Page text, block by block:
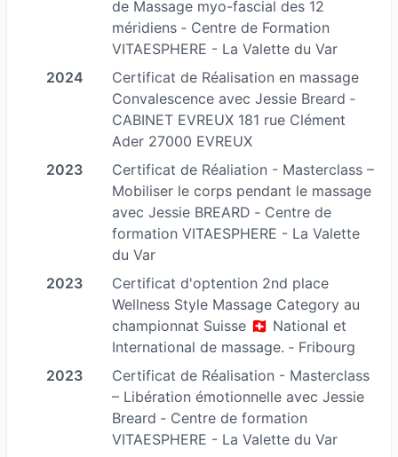
être rapide en entreprise ou en événement.
Massage Lomi-Lomi : techniques hawaïennes
pour une relaxation totale.
Massage Thaïlandais (habillé) : souplesse et
Massage drainant (manuel ou avec ventouse) :
Massage myo-fascial des 12 méridiens : équilibre
énergétique et musculaire.
Où et comment je pratique ?
- À domicile (Hyères et Var)
Je me déplace avec tout le matériel nécessaire :
table de massage, linges propres, et huiles
naturelles (coco ou amande douce).
- En entreprise
Offrez à vos salariés un moment de détente :
Massages AMMA (15-20 minutes) ou sur table,
de Massage myo-fascial des 12
méridiens ‐ Centre de Formation
VITAESPHERE - La Valette du Var
2024
Certificat de Réalisation en massage
Convalescence avec Jessie Breard ‐
CABINET EVREUX 181 rue Clément
Ader 27000 EVREUX
2023
Certificat de Réaliation - Masterclass –
Mobiliser le corps pendant le massage
avec Jessie BREARD ‐ Centre de
formation VITAESPHERE - La Valette
du Var
2023
Certificat d'optention 2nd place
Wellness Style Massage Category au
championnat Suisse 🇨🇭 National et
International de massage. ‐ Fribourg
2023
Certificat de Réalisation - Masterclass
– Libération émotionnelle avec Jessie
Breard ‐ Centre de formation
VITAESPHERE - La Valette du Var